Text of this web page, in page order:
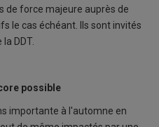
de force majeure auprès de
le cas échéant. Ils sont invités
DDT.
possible
importante à l'automne en